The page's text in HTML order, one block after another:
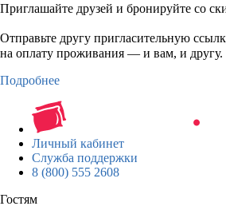
Приглашайте друзей и бронируйте со
Отправьте другу пригласительную
на оплату проживания — и вам, и другу.
Подробнее
Личный кабинет
Служба поддержки
8 (800) 555 2608
Гостям